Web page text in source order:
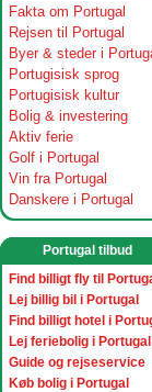
Fakta om Portugal
Rejsen til Portugal
Byer & steder i
Portugisisk sprog
Portugisisk kultur
Bolig & investering
Aktiv ferie
Golf i Portugal
Vin fra Portugal
Danskere i Portugal
Portugal tilbud
Find billigt fly til
Lej billig bil i Portugal
Find billigt hotel i
Lej feriebolig i Portugal
Guide og rejseservice
Køb bolig i Portugal